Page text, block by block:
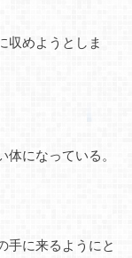
収めようとしま
になっている。
手に来るようにと